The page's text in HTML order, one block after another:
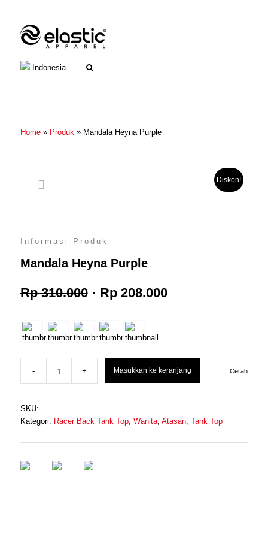
Indonesia
Home» Produk» Mandala Heyna Purple
Diskon!
Informasi Produk
Mandala Heyna Purple
Rp310.000 Harga
aslinya
Rp 310.000.
Rp208.000Harga
adalah:
Cerah
Masukkan ke keranjang
SKU:
Kategori: Racer Back Tank Top, Wanita, Atasan, Tank Top